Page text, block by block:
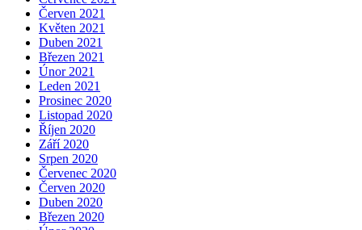
Červen 2021
Květen 2021
Duben 2021
Březen 2021
Únor 2021
Leden 2021
Prosinec 2020
Listopad 2020
Říjen 2020
Září 2020
Srpen 2020
Červenec 2020
Červen 2020
Duben 2020
Březen 2020